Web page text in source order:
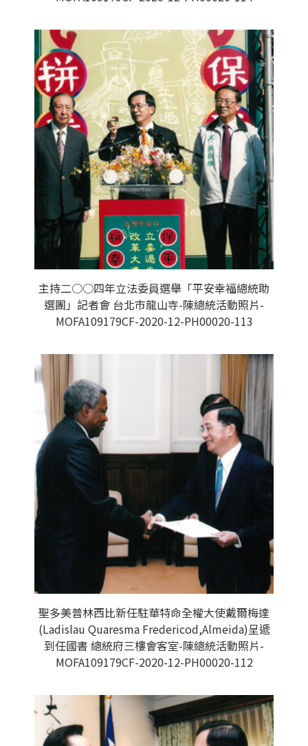
主持二○○四年立法委員選舉「平安幸福總統助
選團」記者會 台北市龍山寺-陳總統活動照片-
MOFA109179CF-2020-12-PH00020-113
聖多美普林西比新任駐華特命全權大使戴爾梅達
(Ladislau Quaresma Fredericod,Almeida)呈遞
到任國書 總統府三樓會客室-陳總統活動照片-
MOFA109179CF-2020-12-PH00020-112